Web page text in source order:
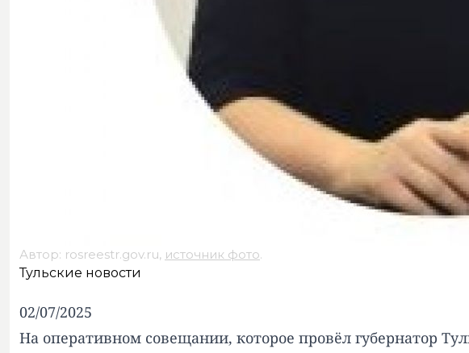
Автор: rosreestr.gov.ru, источник фото.
Тульские новости
02/07/2025
На оперативном совещании, которое провёл губернатор